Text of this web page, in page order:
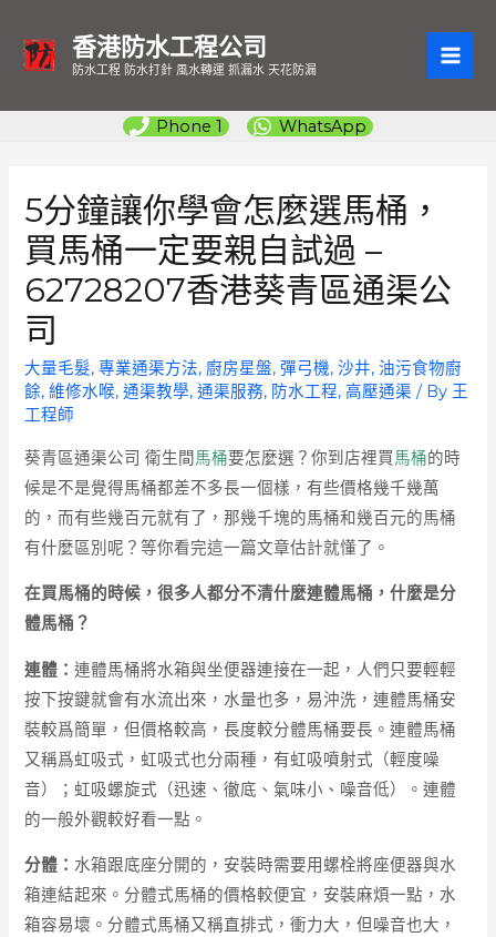
香港防水工程公司
防水工程 防水打針 風水轉運 抓漏水 天花防漏
Phone 1 WhatsApp
5分鐘讓你學會怎麼選馬桶，
買馬桶一定要親自試過 –
62728207香港葵青區通渠公
司
大量毛髮,專業通渠方法, 廚房星盤,彈弓機,沙井,油污食物廚
餘,維修水喉,通渠教學,通渠服務, 防水工程,高壓通渠 / By 王
工程師
葵青區通渠公司衛生間馬桶要怎麼選？你到店裡買馬桶的時
候是不是覺得馬桶都差不多長一個樣，有些價格幾千幾萬
的，而有些幾百元就有了，那幾千塊的馬桶和幾百元的馬桶
有什麼區別呢？等你看完這一篇文章估計就懂了。
在買馬桶的時候，很多人都分不清什麼連體馬桶，什麼是分
體馬桶？
連體：連體馬桶將水箱與坐便器連接在一起，人們只要輕輕
按下按鍵就會有水流出來，水量也多，易沖洗，連體馬桶安
裝較爲簡單，但價格較高，長度較分體馬桶要長。連體馬桶
又稱爲虹吸式，虹吸式也分兩種，有虹吸噴射式（輕度噪
音）；虹吸螺旋式（迅速、徹底、氣味小、噪音低）。連體
的一般外觀較好看一點。
分體：水箱跟底座分開的，安裝時需要用螺栓將座便器與水
箱連結起來。分體式馬桶的價格較便宜，安裝麻煩一點，水
箱容易壞。分體式馬桶又稱直排式，衝力大，但噪音也大，